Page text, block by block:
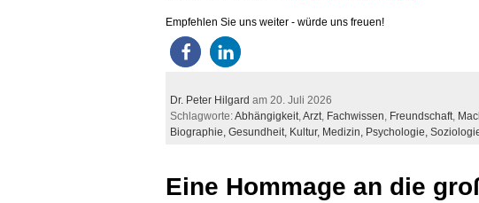
Empfehlen Sie uns weiter - würde uns freuen!
Dr. Peter Hilgard am 20. Juli 2026
Schlagworte:Abhängigkeit Arzt Fachwissen Freundschaft
Biographie, Gesundheit, Kultur, Medizin, Psychologie,
Eine Hommage an die